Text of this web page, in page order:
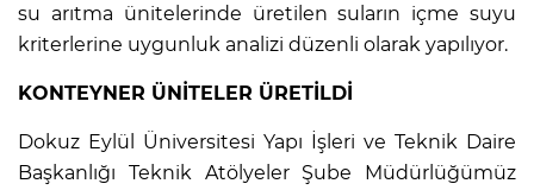
su arıtma ünitelerinde üretilen suların içme suyu
kriterlerine uygunluk analizi düzenli olarak yapılıyor.
KONTEYNER ÜNİTELER ÜRETİLDİ
Dokuz Eylül Üniversitesi Yapı İşleri ve Teknik Daire
Başkanlığı Teknik Atölyeler Şube Müdürlüğümüz